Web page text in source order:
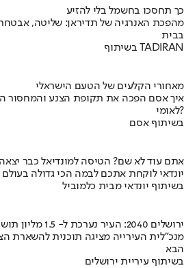
כך תחסכו בחשמל בלי להזיע
מהפכת האנרגיה של תדיראן: שליטה,
בבית
בשיתוף TADIRAN
מאחורי הקלעים של הטעם הישראלי
לאומי?
בשיתוף אסם
אתם עוד לא שם? הטיסה למונדיאל כבר יצאה
יונדאי לוקחת אתכם לבמה הכי גדולה בעולם
בשיתוף יונדאי מבית כלמוביל
ירושלים 2040: העיר נערכת ל- 1.5 מליון תושבים
מנכ"לית העירייה מציגה תוכנית להשארת
הבא
בשיתוף עיריית ירושלים